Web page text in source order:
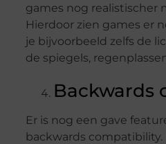
games nog realistischer
Hierdoor zien games er
je bijvoorbeeld zelfs de
de spiegels,
Backwards
Er is nog een gave
backwards